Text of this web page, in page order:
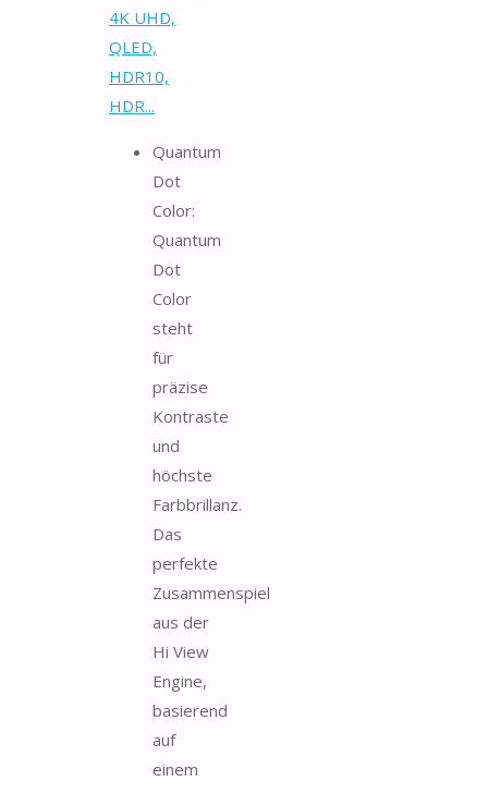
4K UHD,
QLED,
HDR10,
HDR...
Quantum
Dot
Color:
Quantum
Dot
Color
steht
für
präzise
Kontraste
und
höchste
Farbbrillanz.
Das
perfekte
Zusammenspiel
aus der
Hi View
Engine,
basierend
auf
einem